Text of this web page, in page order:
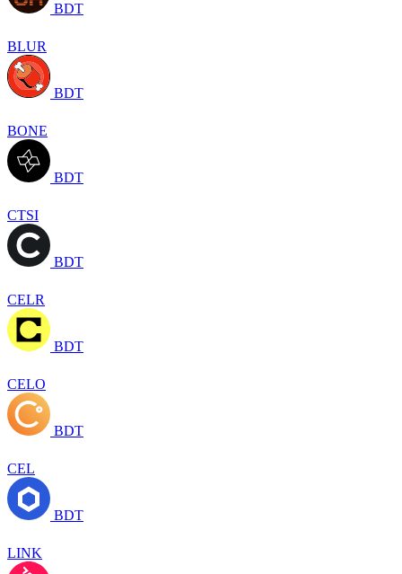
BDT
BLUR
BDT
BONE
BDT
CTSI
BDT
CELR
BDT
CELO
BDT
CEL
BDT
LINK